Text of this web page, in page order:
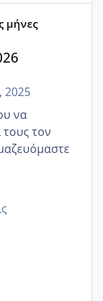
μήνες
2025
να
τον